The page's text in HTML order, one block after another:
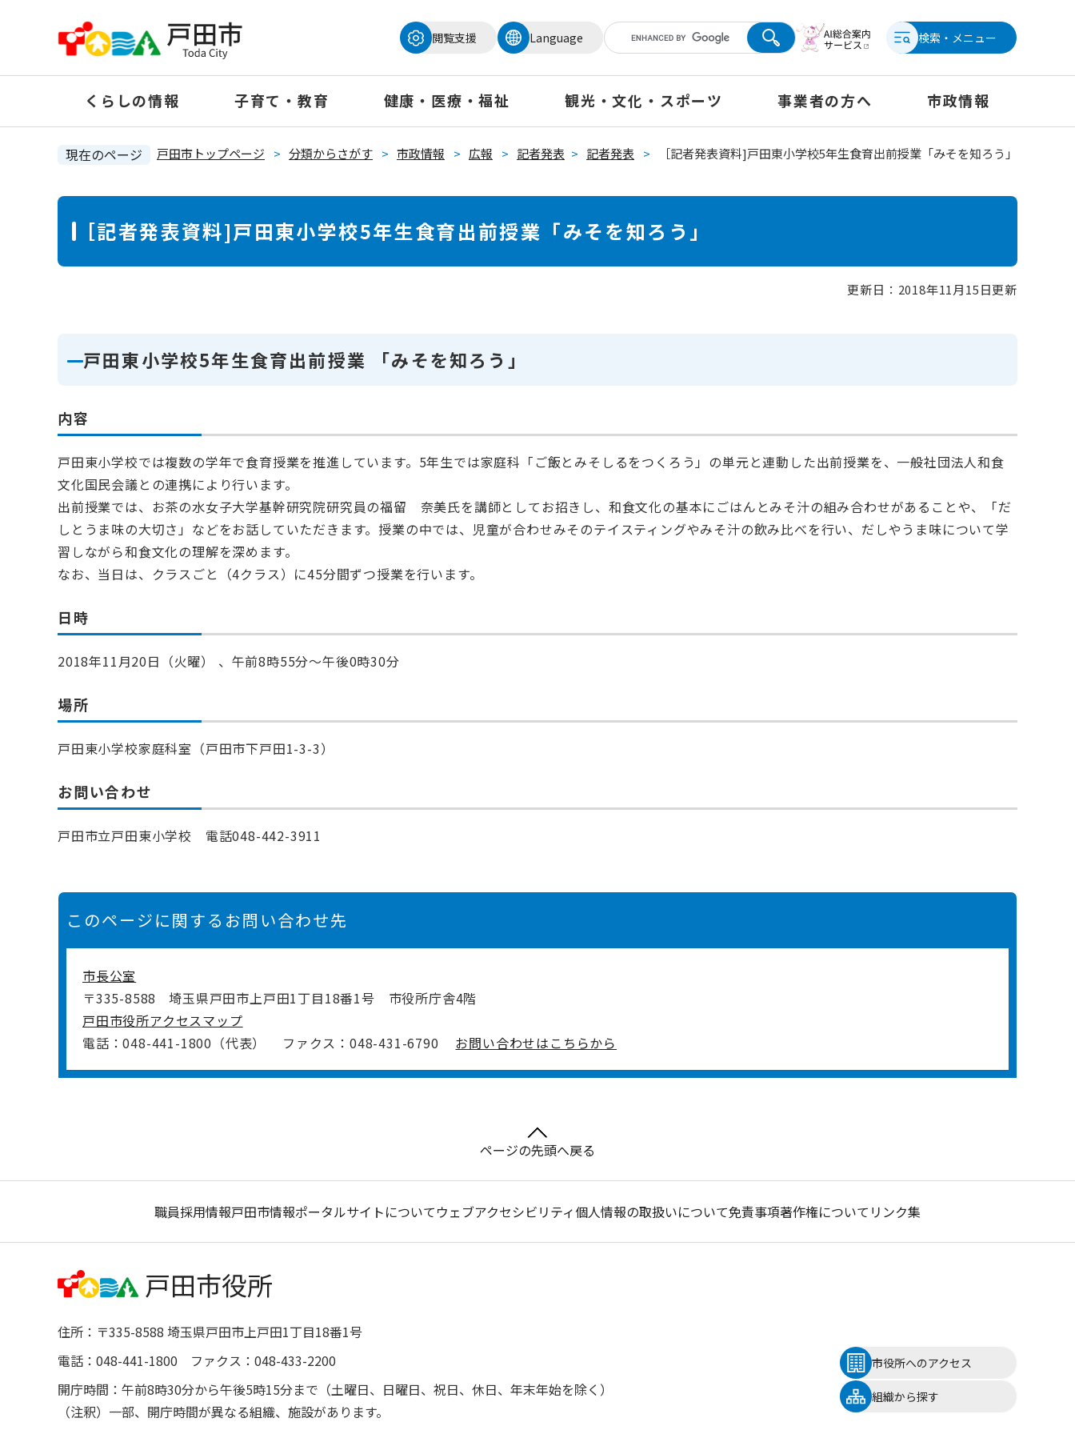
の
頭
閲覧支援
Language 検索・メニュー
くらしの情報 子育て・教育 健康・医療・福祉 観光・文化・スポーツ 事業者の方へ 市政情報
現在のページ 戸田市トップページ > 分類からさがす > 市政情報 > 広報 > 記者発表 > 記者発表 > ［記者発表資料]戸田東小学校5年生食育出前授業「みそを知ろう」
本
［記者発表資料]戸田東小学校5年生食育出前授業「みそを知ろう」
更新日：2018年11月15日更新
戸田東小学校5年生食育出前授業 「みそを知ろう」
内容
戸田東小学校では複数の学年で食育授業を推進しています。5年生では家庭科「ご飯とみそしるをつくろう」の単元と連動した出前授業を、一般社団法人和食
文化国民会議との連携により行います。
出前授業では、お茶の水女子大学基幹研究院研究員の福留 奈美氏を講師としてお招きし、和食文化の基本にごはんとみそ汁の組み合わせがあることや、「だ
しとうま味の大切さ」などをお話していただきます。授業の中では、児童が合わせみそのテイスティングやみそ汁の飲み比べを行い、だしやうま味について学
習しながら和食文化の理解を深めます。
なお、当日は、クラスごと（4クラス）に45分間ずつ授業を行います。
日時
2018年11月20日（火曜） 、午前8時55分～午後0時30分
場所
戸田東小学校家庭科室（戸田市下戸田1-3-3）
お問い合わせ
戸田市立戸田東小学校 電話048-442-3911
このページに関するお問い合わせ先
市長公室
〒335-8588
埼玉県戸田市上戸田1丁目18番1号 市役所庁舎4階
戸田市役所アクセスマップ
電話：048-441-1800（代表）
ファクス：048-431-6790 お問い合わせはこちらから
ページの先頭へ戻る
職員採用情報戸田市情報ポータルサイトについてウェブアクセシビリティ個人情報の取扱いについて免責事項著作権について リンク集
住所：〒335-8588 埼玉県戸田市上戸田1丁目18番1号
電話：048-441-1800 ファクス：048-433-2200
開庁時間：午前8時30分から午後5時15分まで（土曜日、日曜日、祝日、休日、年末年始を除く）
（注釈）一部、開庁時間が異なる組織、施設があります。
市役所へのアクセス
組織から探す